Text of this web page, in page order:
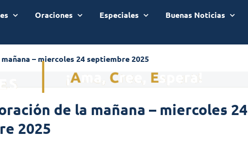
Oraciones Especiales
Buenas Noticias
– miercoles 24 septiembre 2025
de la mañana – miercoles 24
2025